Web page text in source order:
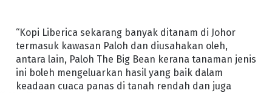
“Kopi Liberica sekarang banyak ditanam di Johor
termasuk kawasan Paloh dan diusahakan oleh,
antara lain, Paloh The Big Bean kerana tanaman jenis
ini boleh mengeluarkan hasil yang baik dalam
keadaan cuaca panas di tanah rendah dan juga